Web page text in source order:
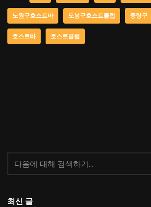
노원구호스트바 도봉구호스트클럽 중랑구
호스트바 호스트클럽
최신 글